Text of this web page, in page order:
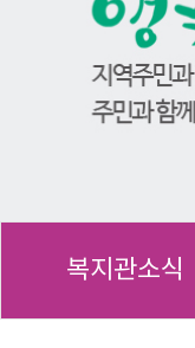
복지관소식